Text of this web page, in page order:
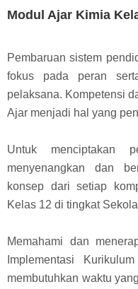
Modul Ajar Kimia
Pembaruan sistem
fokus pada peran
pelaksana. Kompetensi
Ajar menjadi hal yang
Untuk menciptakan
menyenangkan dan
konsep dari setiap
Kelas 12 di tingkat
Memahami dan
Implementasi
membutuhkan waktu